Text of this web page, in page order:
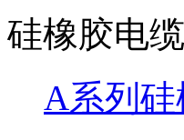
硅橡胶电缆
A系列